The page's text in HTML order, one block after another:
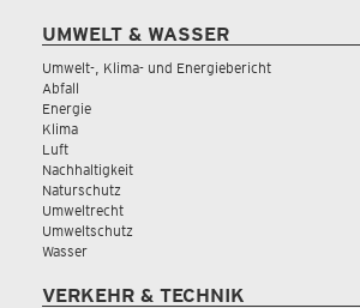
UMWELT & WASSER
Umwelt-, Klima- und Energiebericht
Abfall
Energie
Klima
Luft
Nachhaltigkeit
Naturschutz
Umweltrecht
Umweltschutz
Wasser
VERKEHR & TECHNIK